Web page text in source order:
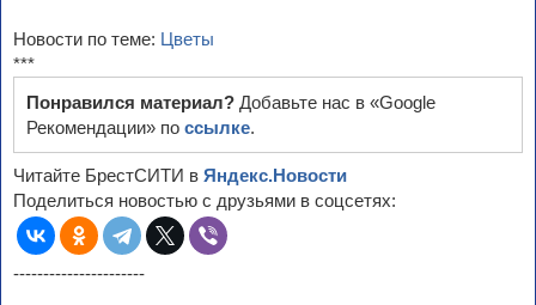
Новости по теме: Цветы
***
Понравился материал? Добавьте нас в «Google
Рекомендации» по ссылке.
Читайте БрестСИТИ в Яндекс.Новости
Поделиться новостью с друзьями в соцсетях:
----------------------